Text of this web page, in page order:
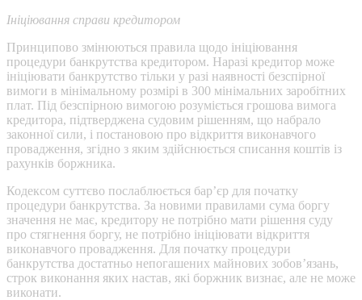
Ініціювання справи кредитором
Принципово змінюються правила щодо ініціювання
процедури банкрутства кредитором. Наразі кредитор може
ініціювати банкрутство тільки у разі наявності безспірної
вимоги в мінімальному розмірі в 300 мінімальних заробітних
плат. Під безспірною вимогою розуміється грошова вимога
кредитора, підтверджена судовим рішенням, що набрало
законної сили, і постановою про відкриття виконавчого
провадження, згідно з яким здійснюється списання коштів із
рахунків боржника.
Кодексом суттєво послаблюється бар’єр для початку
процедури банкрутства. За новими правилами сума боргу
значення не має, кредитору не потрібно мати рішення суду
про стягнення боргу, не потрібно ініціювати відкриття
виконавчого провадження. Для початку процедури
банкрутства достатньо непогашених майнових зобов’язань,
строк виконання яких настав, які боржник визнає, але не може
виконати.